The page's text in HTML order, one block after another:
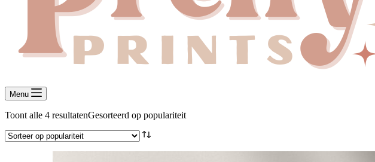
Menu
Toont alle 4 resultatenGesorteerd op populariteit